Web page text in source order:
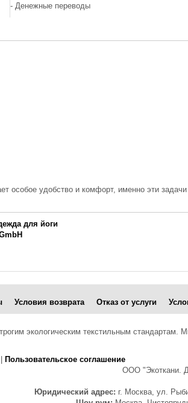
- Денежные переводы
особое удобство и комфорт, именно эти
для йоги
Условия возврата Отказ от услуги
экологическим текстильным стандартам.
Пользовательское соглашение
ООО "Экоткани.
Юридический адрес: г. Москва, ул.